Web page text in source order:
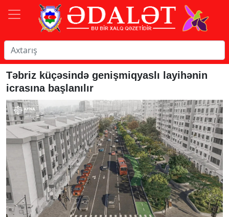
Təbriz küçəsində genişmiqyaslı layihənin
icrasına başlanılır